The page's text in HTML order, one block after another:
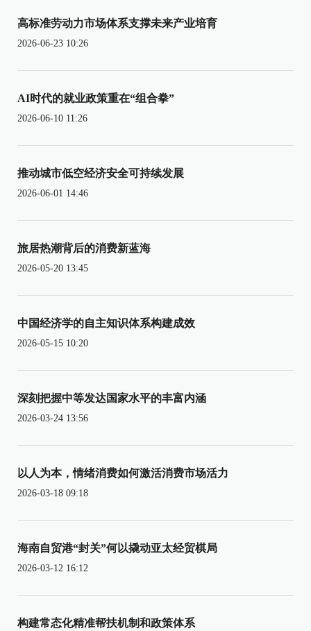
高标准劳动力市场体系支撑未来产业培育
2026-06-23 10:26
AI时代的就业政策重在“组合拳”
2026-06-10 11:26
推动城市低空经济安全可持续发展
2026-06-01 14:46
旅居热潮背后的消费新蓝海
2026-05-20 13:45
中国经济学的自主知识体系构建成效
2026-05-15 10:20
深刻把握中等发达国家水平的丰富内涵
2026-03-24 13:56
以人为本，情绪消费如何激活消费市场活力
2026-03-18 09:18
海南自贸港“封关”何以撬动亚太经贸棋局
2026-03-12 16:12
构建常态化精准帮扶机制和政策体系